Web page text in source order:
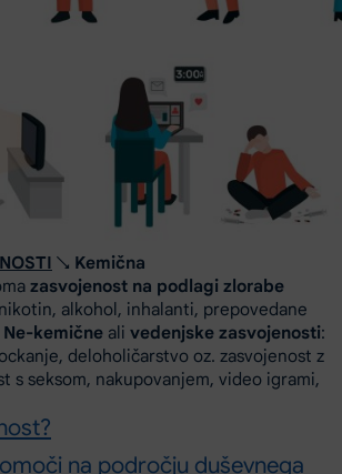
↘ Kemična
zasvojenost na podlagi zlorabe
alkohol, inhalanti, prepovedane
Ne-kemične ali vedenjske zasvojenosti:
deloholičarstvo oz. zasvojenost z
s seksom, nakupovanjem, video igrami,
na področju duševnega